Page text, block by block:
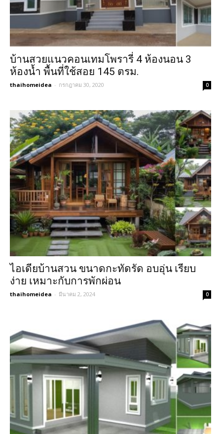
บ้านสวยแนวคอนเทมโพรารี่ 4 ห้องนอน 3
ห้องน้ำ พื้นที่ใช้สอย 145 ตรม.
thaihomeidea - กรกฎาคม 30, 2020 0
ไอเดียบ้านสวน ขนาดกะทัดรัด อบอุ่น เรียบ
ง่าย เหมาะกับการพักผ่อน
thaihomeidea - มีนาคม 2, 2024 0